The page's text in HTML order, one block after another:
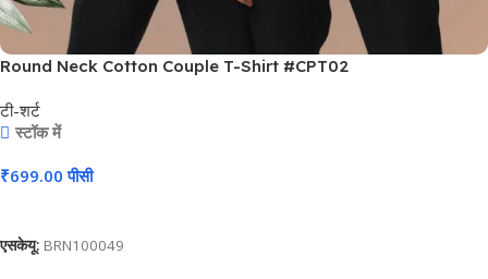
Round Neck Cotton Couple T-Shirt #CPT02
टी-शर्ट
स्टॉक में
₹699.00 पीसी
एसकेयू: BRN100049